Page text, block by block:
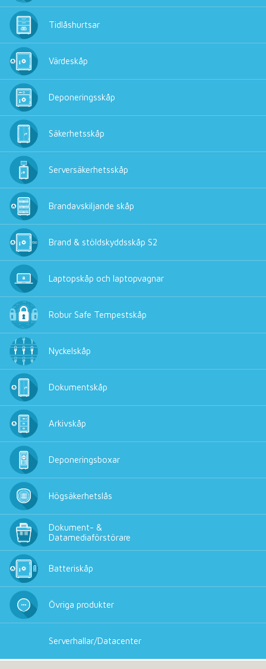
Tidlåshurtsar
Värdeskåp
Deponeringsskåp
Säkerhetsskåp
Serversäkerhetsskåp
Brandavskiljande skåp
Brand & stöldskyddsskåp S2
Laptopskåp och laptopvagnar
Robur Safe Tempestskåp
Nyckelskåp
Dokumentskåp
Arkivskåp
Deponeringsboxar
Högsäkerhetslås
Dokument- &
Datamediaförstörare
Batteriskåp
Övriga produkter
Serverhallar/Datacenter